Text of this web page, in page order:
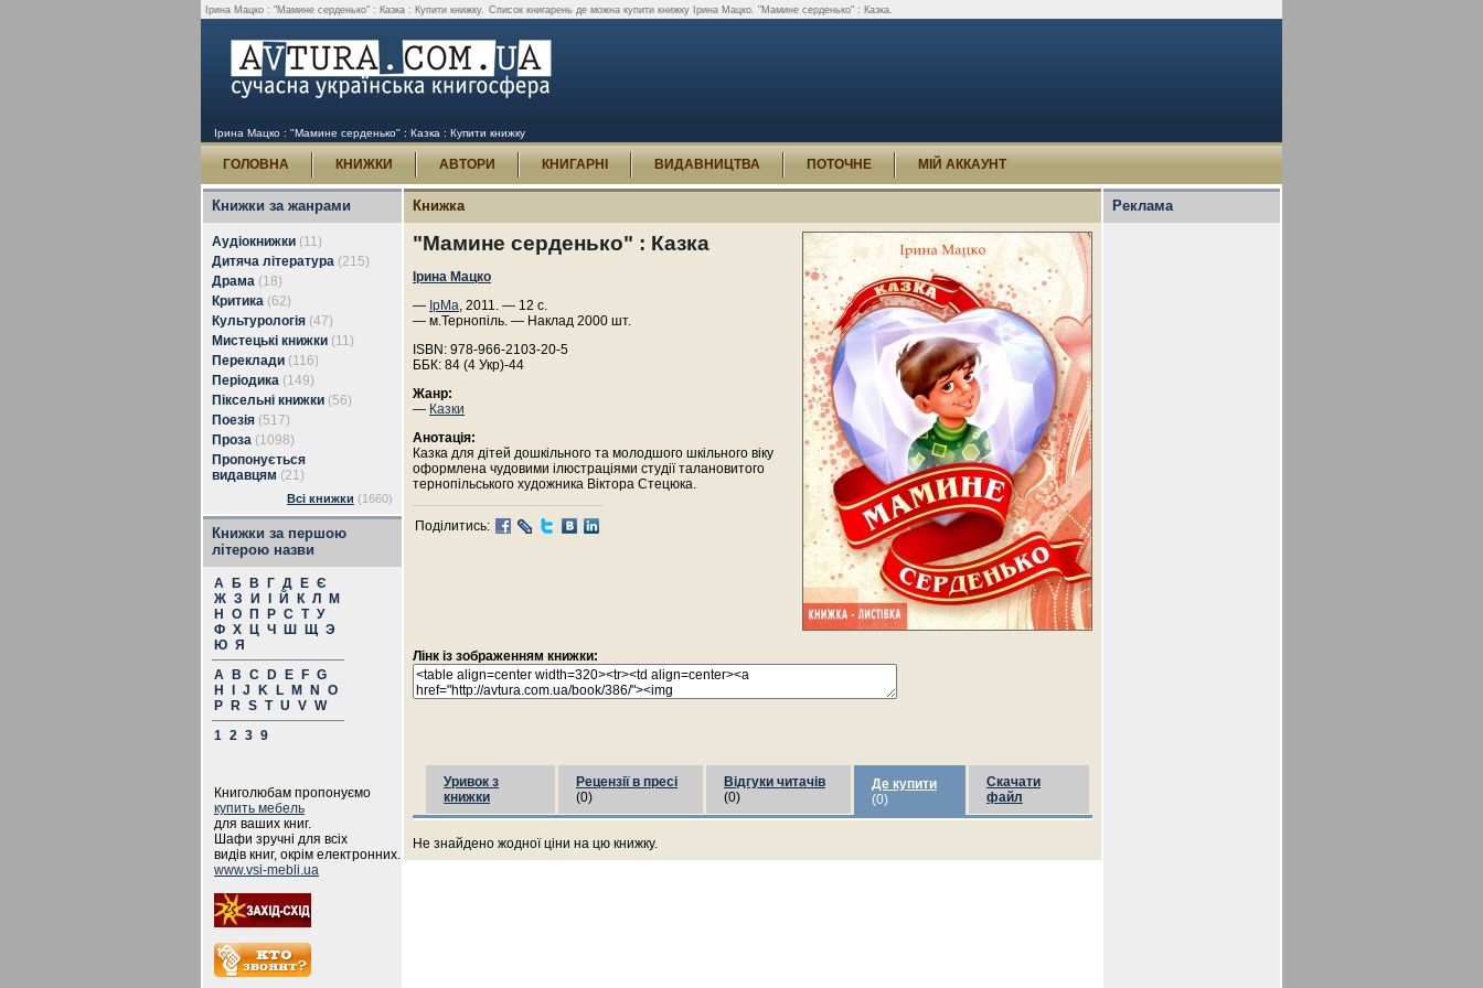
Ірина Мацко : "Мамине серденько" : Казка : Купити книжку. Список книгарень де можна купити книжку Ірина Мацко. "Мамине серденько" : Казка.
Ірина Мацко : "Мамине серденько" : Казка : Купити книжку
ГОЛОВНА КНИЖКИ АВТОРИ КНИГАРНІ ВИДАВНИЦТВА ПОТОЧНЕ МІЙ АККАУНТ
Книжки за жанрами
Аудіокнижки (11)
Дитяча література (215)
Драма (18)
Критика (62)
Культурологія (47)
Мистецькі книжки (11)
Переклади (116)
Періодика (149)
Піксельні книжки (56)
Поезія (517)
Проза (1098)
Пропонується
видавцям (21)
Всі книжки (1660)
Книжки за першою
літерою назви
А Б В Г Д Е Є
Ж З И Й К Л
М
Н
О П Р С Т У
Ф Х Ц Ч Ш Щ Э
Ю Я
A
B C D E F G
H
J K L M N
O
P
R S T U V W
1 2 3 9
Книголюбам пропонуємо
купить мебель
для ваших книг.
Шафи зручні для всіх
видів книг, окрім електронних.
www.vsi-mebli.ua
Книжка
"Мамине серденько" : Казка
Ірина Мацко
— ІрМа, 2011. — 12 с.
— м.Тернопіль. — Наклад 2000 шт.
ISBN: 978-966-2103-20-5
ББК: 84 (4 Укр)-44
Жанр:
— Казки
Анотація:
Казка для дітей дошкільного та молодшого шкільного віку
оформлена чудовими ілюстраціями студії талановитого
тернопільського художника Віктора Стецюка.
Поділитись:
Лінк із зображенням книжки:
Уривок з
книжки
Рецензії в пресі
(0)
Відгуки читачів
(0)
Де купити
(0)
Скачати
файл
Не знайдено жодної ціни на цю книжку.
Реклама